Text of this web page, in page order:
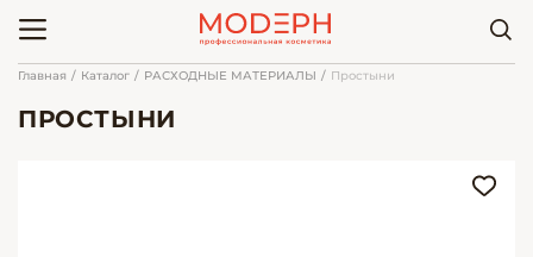
Главная Каталог РАСХОДНЫЕ МАТЕРИАЛЫ Простыни
ПРОСТЫНИ